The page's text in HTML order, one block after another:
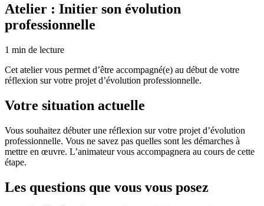
Atelier : Initier son évolution
professionnelle
1 min de lecture
Cet atelier vous permet d’être accompagné(e) au début de votre
réflexion sur votre projet d’évolution professionnelle.
Votre situation actuelle
Vous souhaitez débuter une réflexion sur votre projet d’évolution
professionnelle. Vous ne savez pas quelles sont les démarches à
mettre en œuvre. L’animateur vous accompagnera au cours de cette
étape.
Les questions que vous vous posez